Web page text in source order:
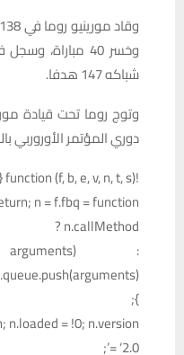
شباكه 147 هدفا.
وتوج روما تحت قيادة
دوري المؤتمر الأوروربي
!function (f, b, e, v, n, t, s) {
n = f.fbq = function () {
n.callMethod ?
arguments) :
};
n.loaded = !0; n.version
= ‘2.0’;